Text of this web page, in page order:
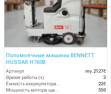
Поломоечные машины BENNETT
HUSSAR H760B
Артикул
my.21276
Время работы (ч)
3
Ёмкость аккумулятора (Ач)
226
Мощность мотора щеток
550